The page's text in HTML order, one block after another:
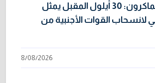
الزيدي يؤكد لماكرون: 30 أيلول المقبل يمثل
لانسحاب القوات الأجنبية من
8/08/2026